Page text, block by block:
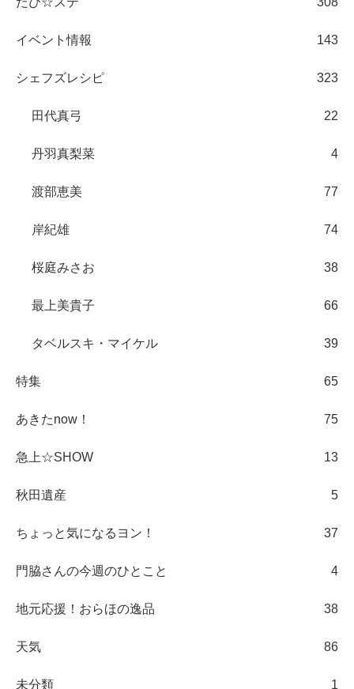
イベント情報 143
シェフズレシピ 323
田代真弓 22
丹羽真梨菜 4
渡部恵美 77
岸紀雄 74
桜庭みさお 38
最上美貴子 66
タベルスキ・マイケル 39
特集 65
あきたnow！ 75
急上☆SHOW 13
秋田遺産 5
ちょっと気になるヨン！ 37
門脇さんの今週のひとこと 4
地元応援！おらほの逸品 38
天気 86
未分類 1